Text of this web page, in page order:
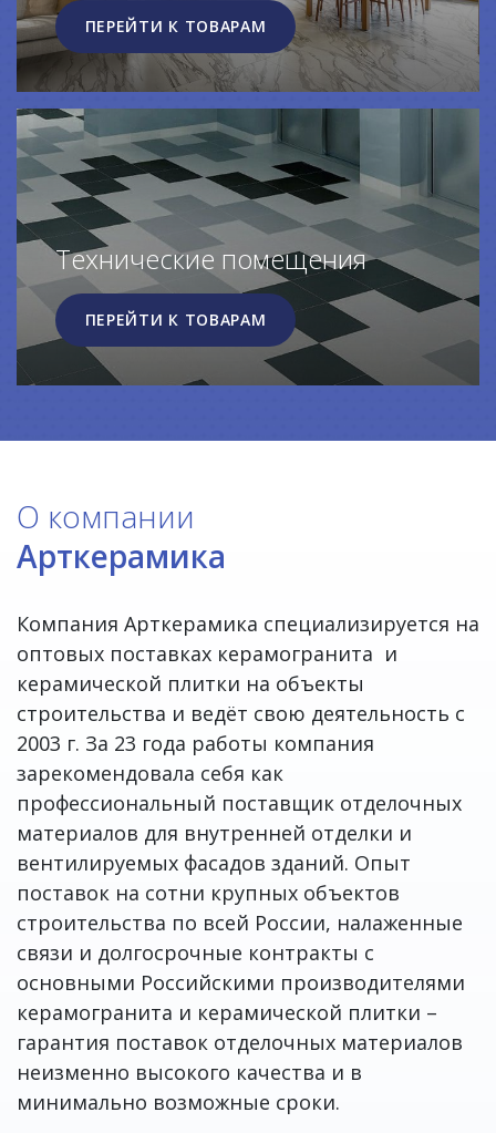
ПЕРЕЙТИ К ТОВАРАМ
Технические помещения
ПЕРЕЙТИ К ТОВАРАМ
О компании
Арткерамика
Компания Арткерамика специализируется на
оптовых поставках керамогранита и
керамической плитки на объекты
строительства и ведёт свою деятельность с
2003 г. За 23 года работы компания
зарекомендовала себя как
профессиональный поставщик отделочных
материалов для внутренней отделки и
вентилируемых фасадов зданий. Опыт
поставок на сотни крупных объектов
строительства по всей России, налаженные
связи и долгосрочные контракты с
основными Российскими производителями
керамогранита и керамической плитки –
гарантия поставок отделочных материалов
неизменно высокого качества и в
минимально возможные сроки.